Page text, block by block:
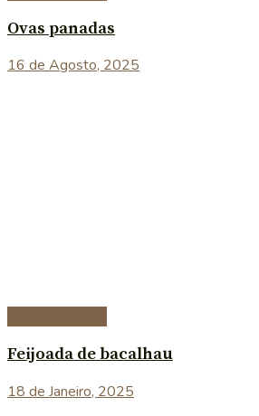
Ovas panadas
16 de Agosto, 2025
Feijoada de bacalhau
18 de Janeiro, 2025